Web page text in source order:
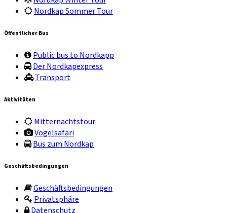
Nordkap Sommer Tour
Öffentlicher Bus
Public bus to Nordkapp
Der Nordkapexpress
Transport
Aktivitäten
Mitternachtstour
Vogelsafari
Bus zum Nordkap
Geschäftsbedingungen
Geschäftsbedingungen
Privatsphäre
Datenschutz